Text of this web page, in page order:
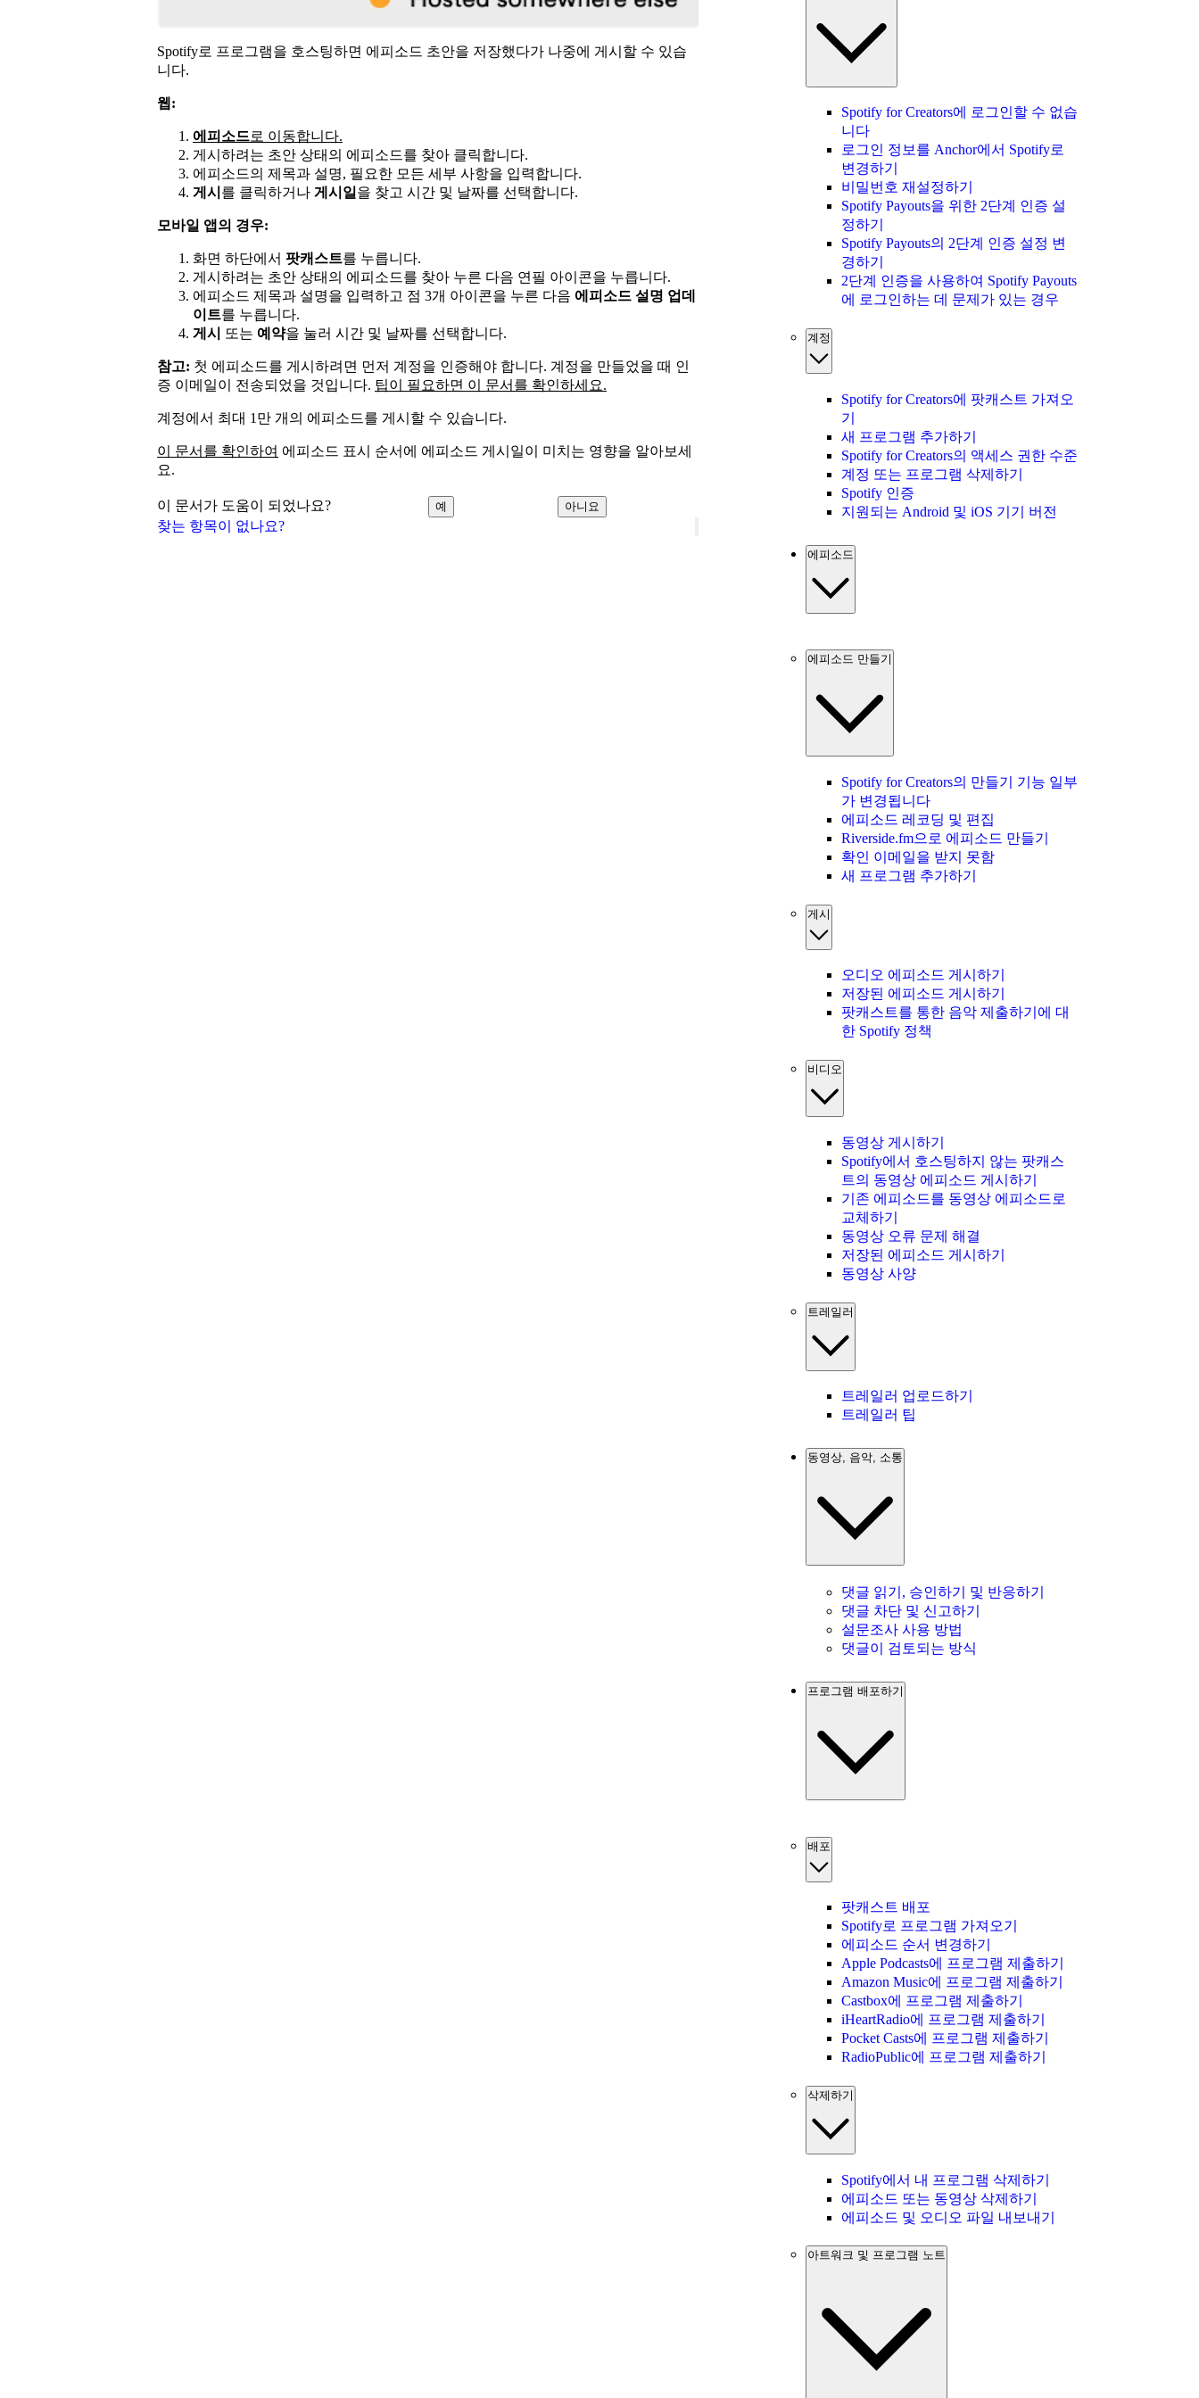
찾는 항목이 없나요?
Spotify로 프로그램을 호스팅하면 에피소드 초안을 저장했다가 나중에 게시할 수 있습
니다.
웹:
에피소드로 이동합니다.
게시하려는 초안 상태의 에피소드를 찾아 클릭합니다.
에피소드의 제목과 설명, 필요한 모든 세부 사항을 입력합니다.
게시 를 클릭하거나 게시일 을 찾고 시간 및 날짜를 선택합니다.
모바일 앱의 경우:
화면 하단에서 팟캐스트를 누릅니다.
게시하려는 초안 상태의 에피소드를 찾아 누른 다음 연필 아이콘을 누릅니다.
에피소드 제목과 설명을 입력하고 점 3개 아이콘을 누른 다음 에피소드 설명 업데
이트를 누릅니다.
게시
또는 예약을 눌러 시간 및 날짜를 선택합니다.
참고: 첫 에피소드를 게시하려면 먼저 계정을 인증해야 합니다. 계정을 만들었을 때 인
증 이메일이 전송되었을 것입니다. 팁이 필요하면 이 문서를 확인하세요.
계정에서 최대 1만 개의 에피소드를 게시할 수 있습니다.
이 문서를 확인하여 에피소드 표시 순서에 에피소드 게시일이 미치는 영향을 알아보세
요.
이 문서가 도움이 되었나요? 예 아니요
Spotify for Creators에 로그인할 수 없습
니다
로그인 정보를 Anchor에서 Spotify로
변경하기
비밀번호 재설정하기
Spotify Payouts을 위한 2단계 인증 설
정하기
Spotify Payouts의 2단계 인증 설정 변
경하기
2단계 인증을 사용하여 Spotify Payouts
에 로그인하는 데 문제가 있는 경우
계정
Spotify for Creators에 팟캐스트 가져오
기
새 프로그램 추가하기
Spotify for Creators의 액세스 권한 수준
계정 또는 프로그램 삭제하기
Spotify 인증
지원되는 Android 및 iOS 기기 버전
에피소드
에피소드 만들기
Spotify for Creators의 만들기 기능 일부
가 변경됩니다
에피소드 레코딩 및 편집
Riverside.fm으로 에피소드 만들기
확인 이메일을 받지 못함
새 프로그램 추가하기
게시
오디오 에피소드 게시하기
저장된 에피소드 게시하기
팟캐스트를 통한 음악 제출하기에 대
한 Spotify 정책
비디오
동영상 게시하기
Spotify에서 호스팅하지 않는 팟캐스
트의 동영상 에피소드 게시하기
기존 에피소드를 동영상 에피소드로
교체하기
동영상 오류 문제 해결
저장된 에피소드 게시하기
동영상 사양
트레일러
트레일러 업로드하기
트레일러 팁
동영상, 음악, 소통
댓글 읽기, 승인하기 및 반응하기
댓글 차단 및 신고하기
설문조사 사용 방법
댓글이 검토되는 방식
프로그램 배포하기
배포
팟캐스트 배포
Spotify로 프로그램 가져오기
에피소드 순서 변경하기
Apple Podcasts에 프로그램 제출하기
Amazon Music에 프로그램 제출하기
Castbox에 프로그램 제출하기
iHeartRadio에 프로그램 제출하기
Pocket Casts에 프로그램 제출하기
RadioPublic에 프로그램 제출하기
삭제하기
Spotify에서 내 프로그램 삭제하기
에피소드 또는 동영상 삭제하기
에피소드 및 오디오 파일 내보내기
아트워크 및 프로그램 노트